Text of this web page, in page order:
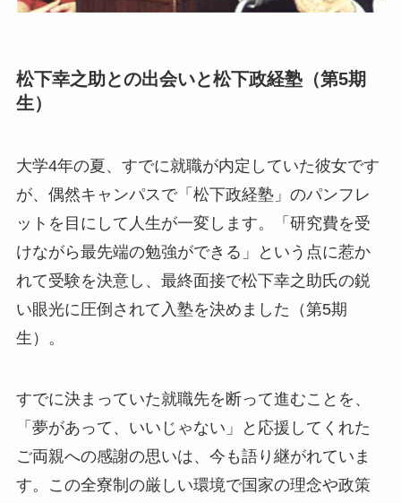
松下幸之助との出会いと松下政経塾（第5期
生）
大学4年の夏、すでに就職が内定していた彼女です
が、偶然キャンパスで「松下政経塾」のパンフレ
ットを目にして人生が一変します。「研究費を受
けながら最先端の勉強ができる」という点に惹か
れて受験を決意し、最終面接で松下幸之助氏の鋭
い眼光に圧倒されて入塾を決めました（第5期
生）。
すでに決まっていた就職先を断って進むことを、
「夢があって、いいじゃない」と応援してくれた
ご両親への感謝の思いは、今も語り継がれていま
す。この全寮制の厳しい環境で国家の理念や政策